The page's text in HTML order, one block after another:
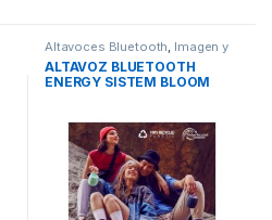
Altavoces Bluetooth, Imagen y
Sonido,Sonido
ALTAVOZ BLUETOOTH
ENERGY SISTEM BLOOM